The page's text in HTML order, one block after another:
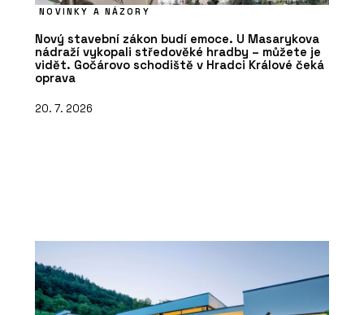
NOVINKY A NÁZORY
Nový stavební zákon budí emoce. U Masarykova
nádraží vykopali středověké hradby – můžete je
vidět. Gočárovo schodiště v Hradci Králové čeká
oprava
20. 7. 2026